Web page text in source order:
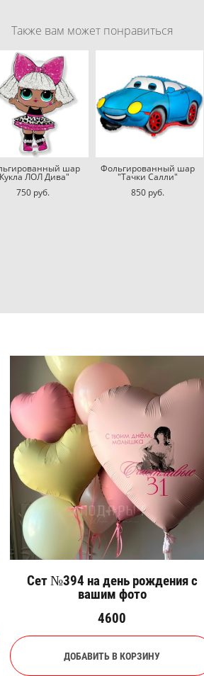
Также вам может понравиться
шар
ЛОЛ Дива"
750 pуб.
Фольгированный шар
"Тачки Салли"
850 pуб.
Сет №394 на день рождения с
вашим фото
4600
ДОБАВИТЬ В КОРЗИНУ